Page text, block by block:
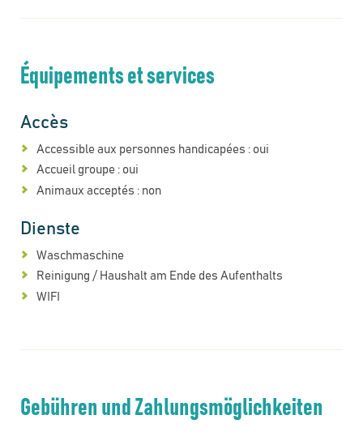
Équipements et services
Accès
Accessible aux personnes handicapées : oui
Accueil groupe : oui
Animaux acceptés : non
Dienste
Waschmaschine
Reinigung / Haushalt am Ende des Aufenthalts
WIFI
Gebühren und Zahlungsmöglichkeiten